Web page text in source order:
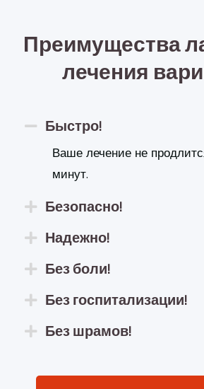
Преимущества
лечения
Быстро!
Ваше лечение не
минут.
Безопасно!
Надежно!
Без боли!
Без госпитализации!
Без шрамов!